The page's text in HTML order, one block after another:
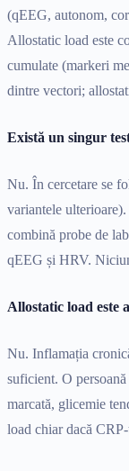
(qEEG, autonom,
Allostatic load este
cumulate (markeri
dintre vectori;
Există un singur
Nu. În cercetare se
variantele
combină probe de
qEEG și HRV.
Allostatic load este
Nu. Inflamația
suficient. O
marcată, glicemie
load chiar dacă